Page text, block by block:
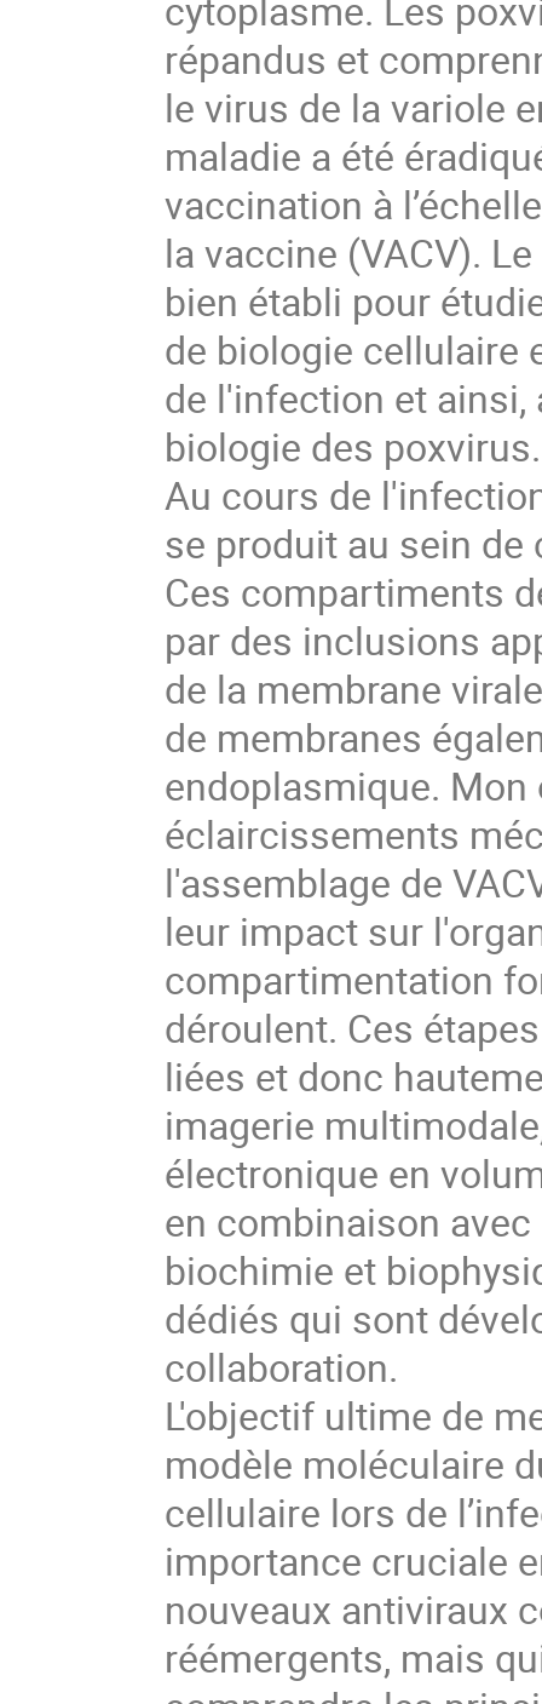
cytoplasme. Les
répandus et
le virus de la variole
maladie a été
vaccination à
la vaccine (VACV).
bien établi pour
de biologie cellulaire
de l'infection et
biologie des
Au cours de
se produit au sein
Ces compartiments
par des inclusions
de la membrane
de membranes
endoplasmique.
éclaircissements
l'assemblage de
leur impact sur
compartimentation
déroulent. Ces
liées et donc
imagerie
électronique en
en combinaison
biochimie et
dédiés qui sont
collaboration.
L'objectif ultime de
modèle moléculaire
cellulaire lors de
importance cruciale
nouveaux antiviraux
réémergents, mais